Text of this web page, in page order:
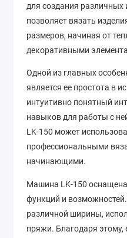
для создания
позволяет вязать
размеров, начиная от
декоративными
Одной из главных
является ее простота в
интуитивно понятный
навыков для работы с
LK-150 может
профессиональными
начинающими.
Машина LK-150
функций и
различной ширины,
пряжи. Благодаря